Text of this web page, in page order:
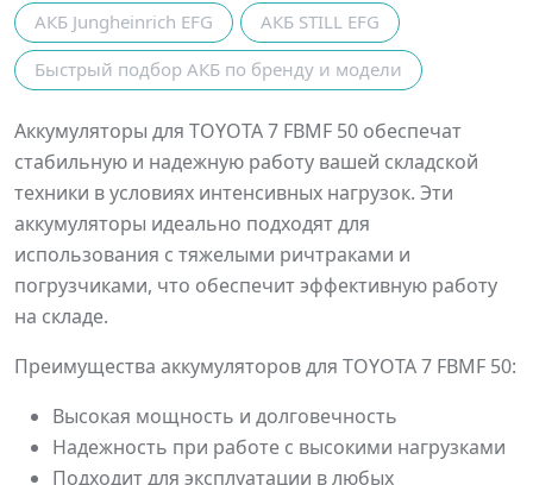
АКБ Jungheinrich EFG
АКБ STILL EFG
Быстрый подбор АКБ по бренду и модели
Аккумуляторы для TOYOTA 7 FBMF 50 обеспечат
стабильную и надежную работу вашей складской
техники в условиях интенсивных нагрузок. Эти
аккумуляторы идеально подходят для
использования с тяжелыми ричтраками и
погрузчиками, что обеспечит эффективную работу
на складе.
Преимущества аккумуляторов для TOYOTA 7 FBMF 50:
Высокая мощность и долговечность
Надежность при работе с высокими нагрузками
Подходит для эксплуатации в любых